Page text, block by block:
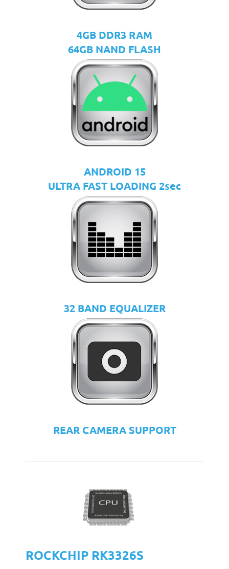
4GB DDR3 RAM
64GB NAND FLASH
ANDROID 15
ULTRA FAST LOADING 2sec
32 BAND EQUALIZER
REAR CAMERA SUPPORT
ROCKCHIP RK3326S